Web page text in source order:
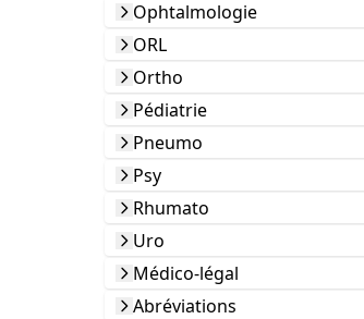
Ophtalmologie
ORL
Ortho
Pédiatrie
Pneumo
Psy
Rhumato
Uro
Médico-légal
Abréviations